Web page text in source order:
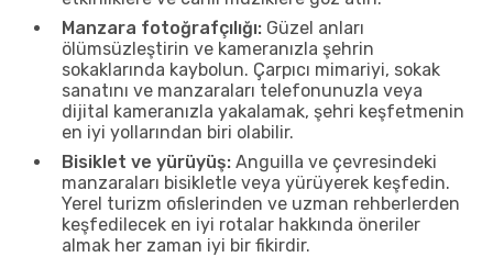
Manzara fotoğrafçılığı: Güzel anları
ölümsüzleştirin ve kameranızla şehrin
sokaklarında kaybolun. Çarpıcı mimariyi, sokak
sanatını ve manzaraları telefonunuzla veya
dijital kameranızla yakalamak, şehri keşfetmenin
en iyi yollarından biri olabilir.
Bisiklet ve yürüyüş: Anguilla ve çevresindeki
manzaraları bisikletle veya yürüyerek keşfedin.
Yerel turizm ofislerinden ve uzman rehberlerden
keşfedilecek en iyi rotalar hakkında öneriler
almak her zaman iyi bir fikirdir.